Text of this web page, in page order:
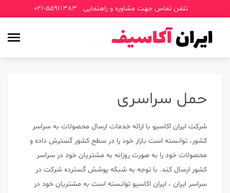
تلفن تماس جهت مشاوره و راهنمایی 021-55911383
حمل سراسری
شرکت ایران اکاسیو با ارائه خدمات ارسال محصولات به سراسر
کشور، توانسته است بازار خود را در سطح کشور گسترش داده و
محصولات خود را به صورت روزانه به مشتریان خود در سراسر
کشور ارسال کند. با توجه به شبکه پوشش گسترده شرکت در
سراسر ایران ، ایران اکاسیو توانسته است به مشتریان خود در